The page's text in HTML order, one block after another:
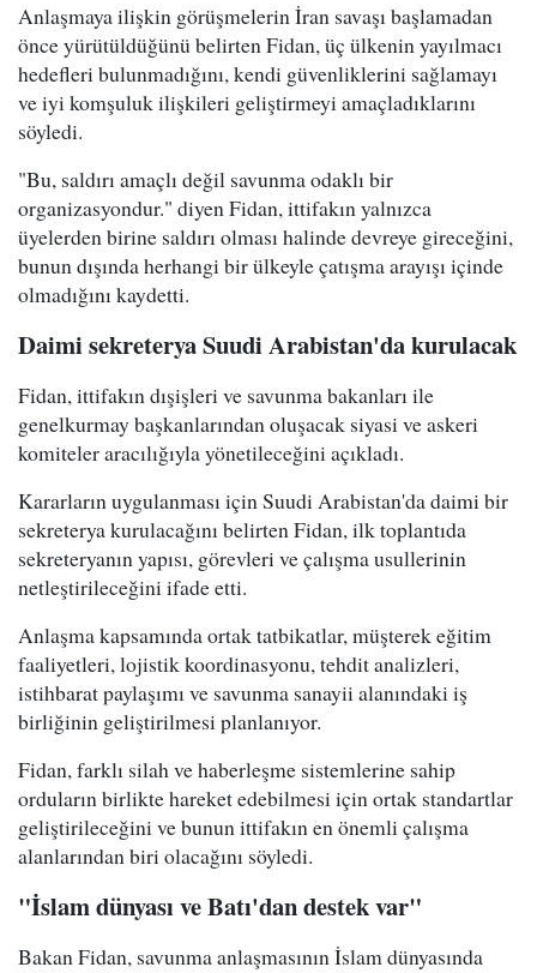
Anlaşmaya ilişkin görüşmelerin İran savaşı başlamadan
önce yürütüldüğünü belirten Fidan, üç ülkenin yayılmacı
hedefleri bulunmadığını, kendi güvenliklerini sağlamayı
ve iyi komşuluk ilişkileri geliştirmeyi amaçladıklarını
söyledi.
"Bu, saldırı amaçlı değil savunma odaklı bir
organizasyondur." diyen Fidan, ittifakın yalnızca
üyelerden birine saldırı olması halinde devreye gireceğini,
bunun dışında herhangi bir ülkeyle çatışma arayışı içinde
olmadığını kaydetti.
Daimi sekreterya Suudi Arabistan'da kurulacak
Fidan, ittifakın dışişleri ve savunma bakanları ile
genelkurmay başkanlarından oluşacak siyasi ve askeri
komiteler aracılığıyla yönetileceğini açıkladı.
Kararların uygulanması için Suudi Arabistan'da daimi bir
sekreterya kurulacağını belirten Fidan, ilk toplantıda
sekreteryanın yapısı, görevleri ve çalışma usullerinin
netleştirileceğini ifade etti.
Anlaşma kapsamında ortak tatbikatlar, müşterek eğitim
faaliyetleri, lojistik koordinasyonu, tehdit analizleri,
istihbarat paylaşımı ve savunma sanayii alanındaki iş
birliğinin geliştirilmesi planlanıyor.
Fidan, farklı silah ve haberleşme sistemlerine sahip
orduların birlikte hareket edebilmesi için ortak standartlar
geliştirileceğini ve bunun ittifakın en önemli çalışma
alanlarından biri olacağını söyledi.
"İslam dünyası ve Batı'dan destek var"
Bakan Fidan, savunma anlaşmasının İslam dünyasında